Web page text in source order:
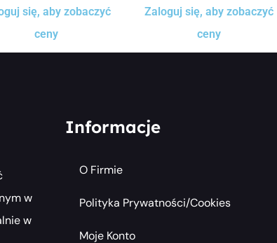
się, aby zobaczyć
ceny
Zaloguj się, aby zobaczyć
ceny
w
w
Informacje
O Firmie
Polityka Prywatności/cookies
Moje Konto